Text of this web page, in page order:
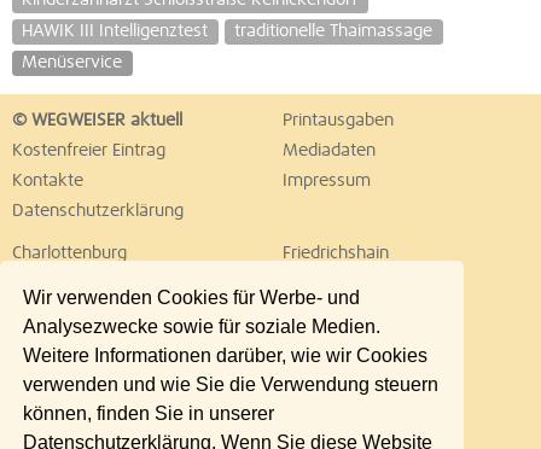
Wir verwenden Cookies für Werbe- und
Analysezwecke sowie für soziale Medien.
Weitere Informationen darüber, wie wir Cookies
verwenden und wie Sie die Verwendung steuern
können, finden Sie in unserer
Datenschutzerklärung. Wenn Sie diese Website
HAWIK III Intelligenztest
traditionelle Thaimassage
Menüservice
© WEGWEISER aktuell
Printausgaben
Kostenfreier Eintrag
Mediadaten
Kontakte
Impressum
Datenschutzerklärung
Charlottenburg
Friedrichshain
Lichtenberg
Marzahn
Neukölln
Pankow
Reinickendorf
Schöneberg